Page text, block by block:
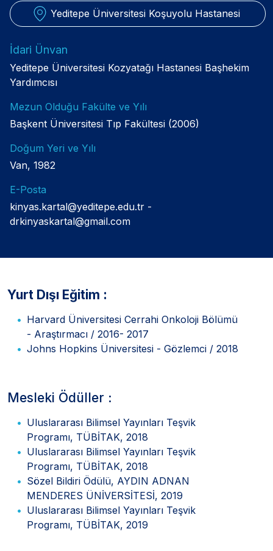
Yeditepe Üniversitesi Koşuyolu Hastanesi
İdari Ünvan
Yeditepe Üniversitesi Kozyatağı Hastanesi Başhekim
Yardımcısı
Mezun Olduğu Fakülte ve Yılı
Başkent Üniversitesi Tıp Fakültesi (2006)
Doğum Yeri ve Yılı
Van, 1982
E-Posta
kinyas.kartal@yeditepe.edu.tr
drkinyaskartal@gmail.com
Yurt Dışı Eğitim :
Harvard Üniversitesi Cerrahi Onkoloji Bölümü
- Araştırmacı / 2016- 2017
Johns Hopkins Üniversitesi - Gözlemci / 2018
Mesleki Ödüller :
Uluslararası Bilimsel Yayınları Teşvik
Programı, TÜBİTAK, 2018
Uluslararası Bilimsel Yayınları Teşvik
Programı, TÜBİTAK, 2018
Sözel Bildiri Ödülü, AYDIN ADNAN
MENDERES ÜNİVERSİTESİ, 2019
Uluslararası Bilimsel Yayınları Teşvik
Programı, TÜBİTAK, 2019